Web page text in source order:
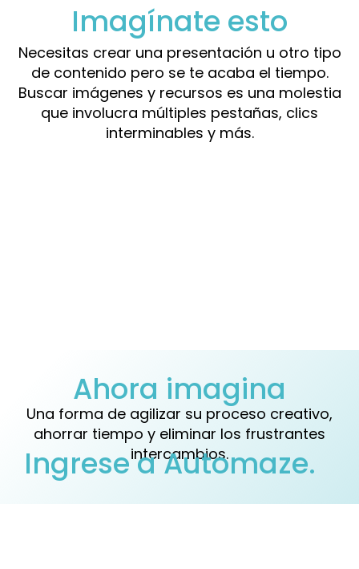
Imagínate esto
Necesitas crear una presentación u otro tipo
de contenido pero se te acaba el tiempo.
Buscar imágenes y recursos es una molestia
que involucra múltiples pestañas, clics
interminables y más.
Ahora imagina
Una forma de agilizar su proceso creativo,
ahorrar tiempo y eliminar los frustrantes
intercambios.
Ingrese a Automaze.